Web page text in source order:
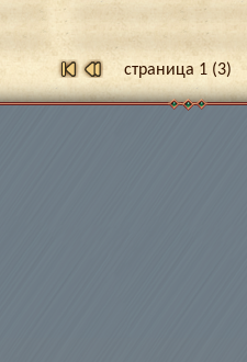
страница 1 (3)